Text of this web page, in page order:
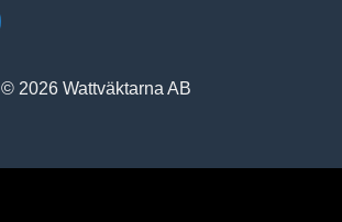
© 2026 Wattväktarna AB